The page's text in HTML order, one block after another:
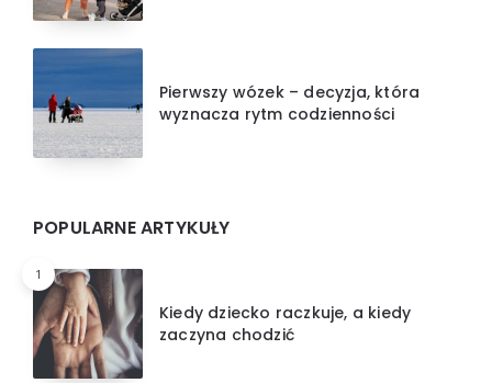
Pierwszy wózek – decyzja, która
wyznacza rytm codzienności
POPULARNE ARTYKUŁY
1
Kiedy dziecko raczkuje, a kiedy
zaczyna chodzić